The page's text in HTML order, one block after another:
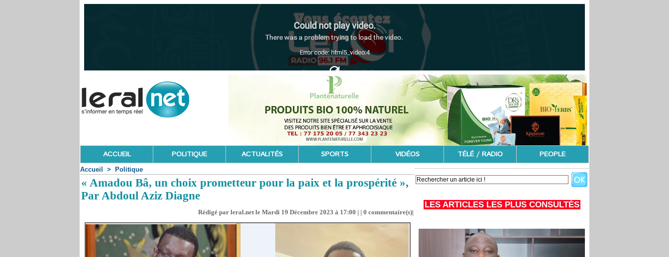
ACCUEIL POLITIQUE ACTUALITÉS SPORTS VIDÉOS TÉLÉ / RADIO PEOPLE
Accueil > Politique
« Amadou Bâ, un choix prometteur pour la paix et la prospérité »,
Par Abdoul Aziz Diagne
Rédigé par leral.net le Mardi 19 Décembre 2023 à 17:00 | | 0 commentaire(s)|
LES ARTICLES LES PLUS CONSULTÉS